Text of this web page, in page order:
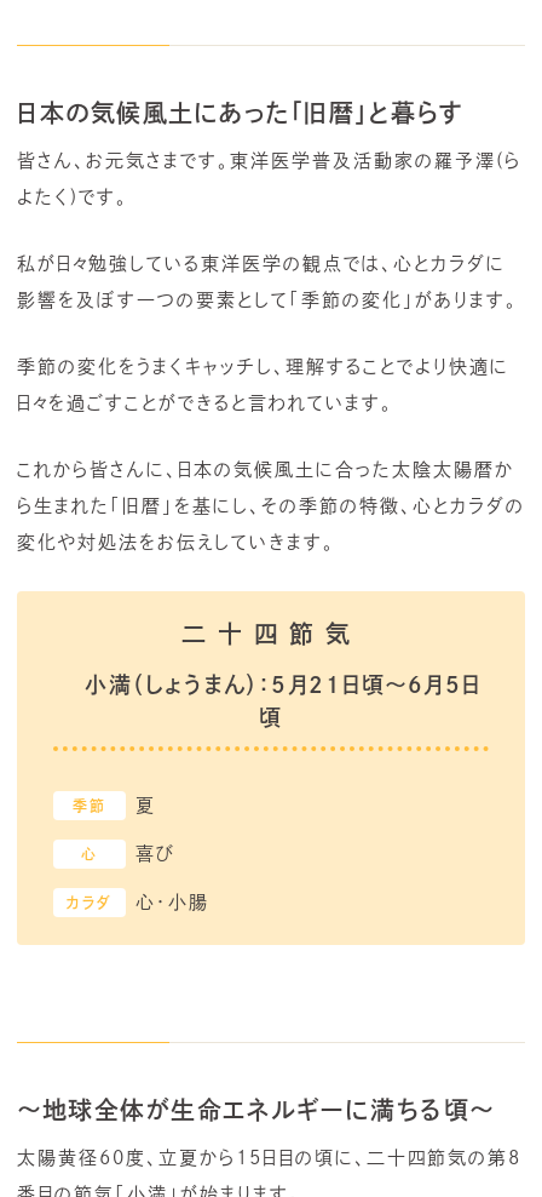
日本の気候風土にあった「旧暦」と暮らす
皆さん、お元気さまです。東洋医学普及活動家の羅予澤(ら
よたく)です。
私が日々勉強している東洋医学の観点では、心とカラダに
影響を及ぼす一つの要素として「季節の変化」があります。
季節の変化をうまくキャッチし、理解することでより快適に
日々を過ごすことができると言われています。
これから皆さんに、日本の気候風土に合った太陰太陽暦か
ら生まれた「旧暦」を基にし、その季節の特徴、心とカラダの
変化や対処法をお伝えしていきます。
小満（しょうまん） ：5月21日頃～6月5日
頃
季節 夏
心 喜び
カラダ 心・小腸
～地球全体が生命エネルギーに満ちる頃～
太陽黄径60度、立夏から15日目の頃に、二十四節気の第8